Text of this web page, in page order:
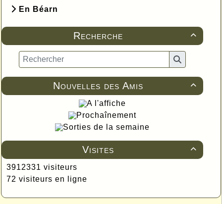
En Béarn

Recherche

Nouvelles des Amis
A l'affiche
Prochaînement
Sorties de la semaine

Visites
3912331 visiteurs
72 visiteurs en ligne